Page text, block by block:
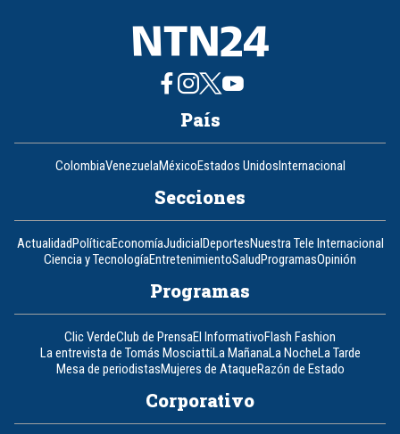
País
ColombiaVenezuelaMéxicoEstados UnidosInternacional
Secciones
ActualidadPolíticaEconomíaJudicialDeportesNuestra Tele Internacional
Ciencia y TecnologíaEntretenimientoSaludProgramasOpinión
Programas
Clic VerdeClub de PrensaEl InformativoFlash Fashion
La entrevista de Tomás MosciattiLa MañanaLa NocheLa Tarde
Mesa de periodistasMujeres de AtaqueRazón de Estado
Corporativo